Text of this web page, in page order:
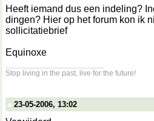
Heeft iemand dus een indeling?
dingen? Hier op het forum kon ik
sollicitatiebrief
Equinoxe
Stop living in the past, live for the future!
23-05-2006, 13:02